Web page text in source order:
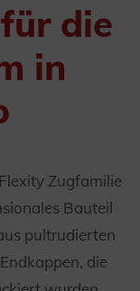
die
in
Zugfamilie
Bauteil
pultrudierten
die